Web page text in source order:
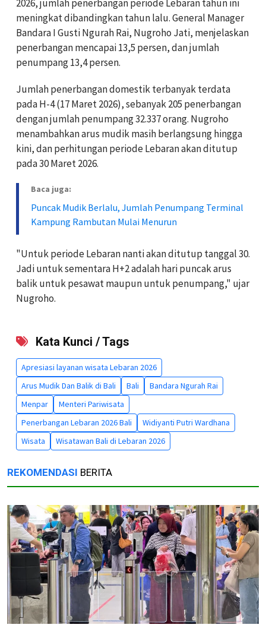
2026, jumlah penerbangan periode Lebaran tahun ini
meningkat dibandingkan tahun lalu. General Manager
Bandara I Gusti Ngurah Rai, Nugroho Jati, menjelaskan
penerbangan mencapai 13,5 persen, dan jumlah
penumpang 13,4 persen.
Jumlah penerbangan domestik terbanyak terdata
pada H-4 (17 Maret 2026), sebanyak 205 penerbangan
dengan jumlah penumpang 32.337 orang. Nugroho
menambahkan arus mudik masih berlangsung hingga
kini, dan perhitungan periode Lebaran akan ditutup
pada 30 Maret 2026.
Baca juga:
Puncak Mudik Berlalu, Jumlah Penumpang Terminal
Kampung Rambutan Mulai Menurun
"Untuk periode Lebaran nanti akan ditutup tanggal 30.
Jadi untuk sementara H+2 adalah hari puncak arus
balik untuk pesawat maupun untuk penumpang," ujar
Nugroho.
Kata Kunci / Tags
Apresiasi layanan wisata Lebaran 2026
Arus Mudik Dan Balik di Bali
Bali
Bandara Ngurah Rai
Menpar
Menteri Pariwisata
Penerbangan Lebaran 2026 Bali
Widiyanti Putri Wardhana
Wisata
Wisatawan Bali di Lebaran 2026
REKOMENDASI BERITA